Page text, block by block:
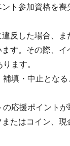
ト参加資格を喪
反した場合、ま
す。その際、イ
ます。
填・中止とな
応援ポイントが
たはコイン、現